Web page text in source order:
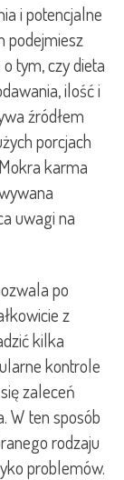
i potencjalne
podejmiesz
tym, czy dieta
ilość i
źródłem
porcjach
karma
uwagi na
po
z
kilka
kontrole
zaleceń
W ten sposób
rodzaju
problemów.